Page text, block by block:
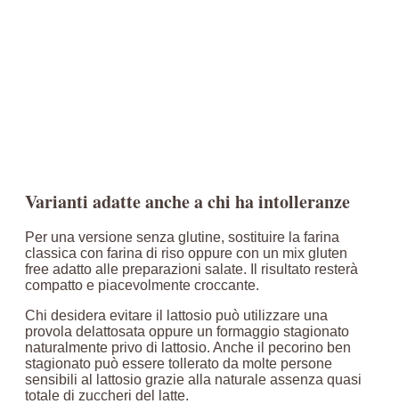
Varianti adatte anche a chi ha intolleranze
Per una versione senza glutine, sostituire la farina
classica con farina di riso oppure con un mix gluten
free adatto alle preparazioni salate. Il risultato resterà
compatto e piacevolmente croccante.
Chi desidera evitare il lattosio può utilizzare una
provola delattosata oppure un formaggio stagionato
naturalmente privo di lattosio. Anche il pecorino ben
stagionato può essere tollerato da molte persone
sensibili al lattosio grazie alla naturale assenza quasi
totale di zuccheri del latte.